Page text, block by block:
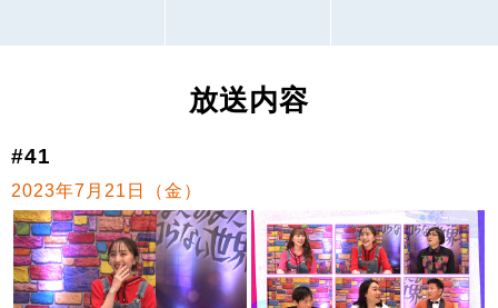
放送内容
#41
2023年7月21日（金）